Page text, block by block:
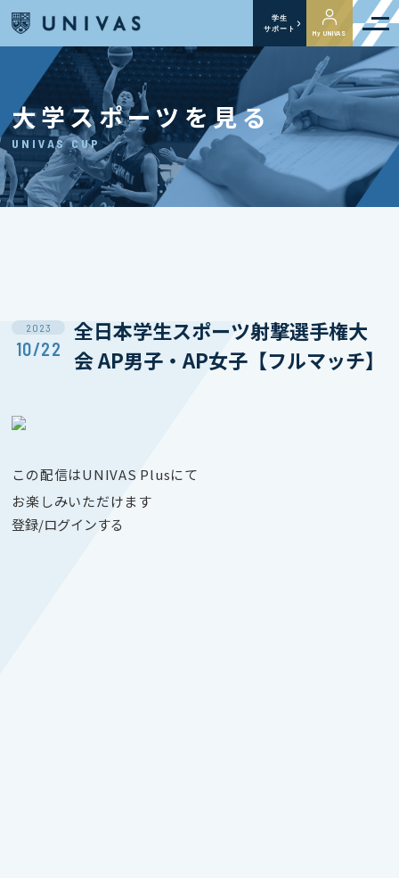
学生
サポート
My UNIVAS
大学スポーツを見る
UNIVAS CUP
2023
10/22
全日本学生スポーツ射撃選手権大
会 AP男子・AP女子【フルマッチ】
この配信はUNIVAS Plusにて
お楽しみいただけます
登録/ログインする